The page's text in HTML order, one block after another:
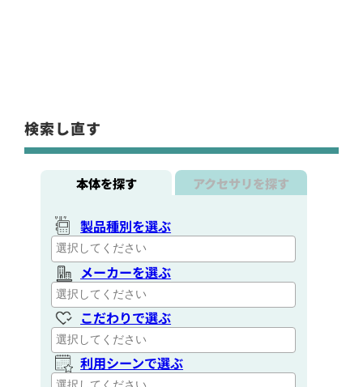
検索し直す
本体を探す アクセサリを探す
製品種別を選ぶ
メーカーを選ぶ
こだわりで選ぶ
利用シーンで選ぶ